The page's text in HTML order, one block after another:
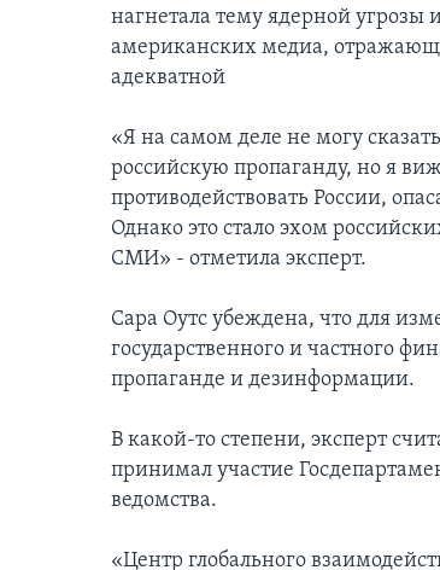
нагнетала тему ядерной угрозы
американских медиа,
адекватной
«Я на самом деле не могу
российскую пропаганду, но я
противодействовать России,
Однако это стало эхом
СМИ» - отметила эксперт.
Сара Оутс убеждена, что для
государственного и частного
пропаганде и дезинформации.
В какой-то степени, эксперт
принимал участие
ведомства.
«Центр глобального